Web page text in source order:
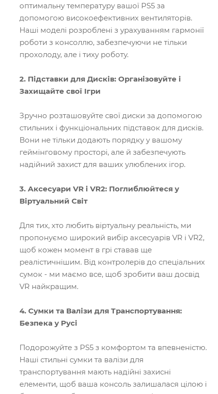
оптимальну температуру вашої PS5 за
допомогою високоефективних вентиляторів.
Наші моделі розроблені з урахуванням гармонії
роботи з консоллю, забезпечуючи не тільки
прохолоду, але і тиху роботу.
2. Підставки для Дисків: Організовуйте і
Захищайте свої Ігри
Зручно розташовуйте свої диски за допомогою
стильних і функціональних підставок для дисків.
Вони не тільки додають порядку у вашому
геймінговому просторі, але й забезпечують
надійний захист для ваших улюблених ігор.
3. Аксесуари VR і VR2: Поглиблюйтеся у
Віртуальний Світ
Для тих, хто любить віртуальну реальність, ми
пропонуємо широкий вибір аксесуарів VR і VR2,
щоб кожен момент в грі ставав ще
реалістичнішим. Від контролерів до спеціальних
сумок - ми маємо все, щоб зробити ваш досвід
VR найкращим.
4. Сумки та Валізи для Транспортування:
Безпека у Русі
Подорожуйте з PS5 з комфортом та впевненістю.
Наші стильні сумки та валізи для
транспортування мають надійні захисні
елементи, щоб ваша консоль залишалася цілою і